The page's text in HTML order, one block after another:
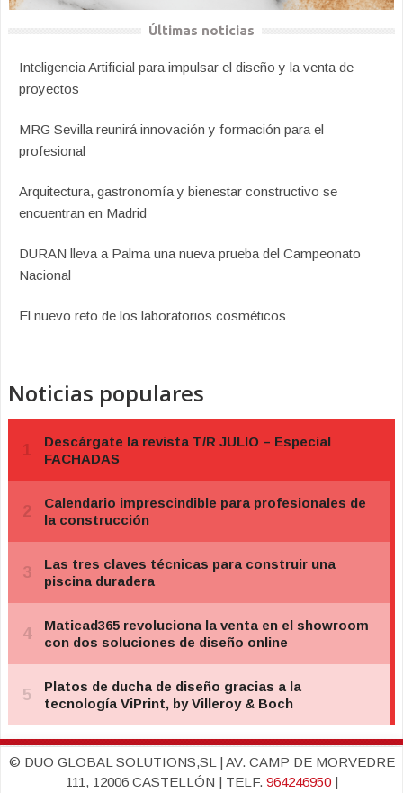
Últimas noticias
Inteligencia Artificial para impulsar el diseño y la venta de
proyectos
MRG Sevilla reunirá innovación y formación para el
profesional
Arquitectura, gastronomía y bienestar constructivo se
encuentran en Madrid
DURAN lleva a Palma una nueva prueba del Campeonato
Nacional
El nuevo reto de los laboratorios cosméticos
Noticias populares
© DUO GLOBAL SOLUTIONS,SL | AV. CAMP DE MORVEDRE
111, 12006 CASTELLÓN | TELF. 964246950|